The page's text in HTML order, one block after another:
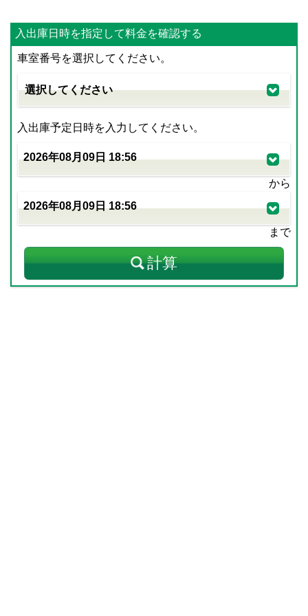
入出庫日時を指定して料金を確認する
車室番号を選択してください。
入出庫予定日時を入力してください。
から
まで
計算